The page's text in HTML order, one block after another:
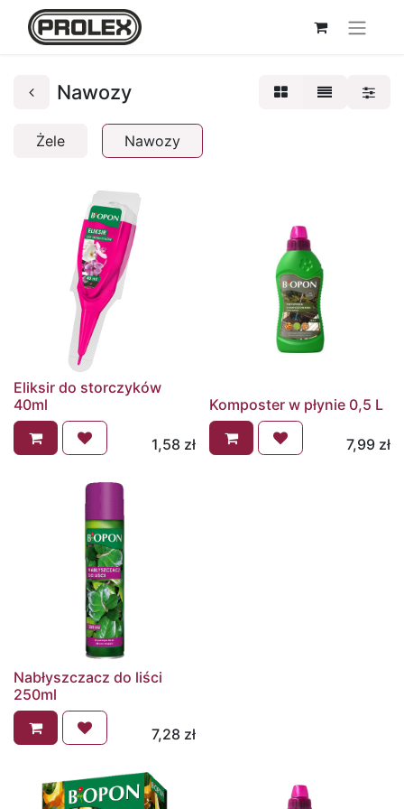
Nawozy
Żele Nawozy
Eliksir do storczyków
40ml
1,58 zł
Komposter w płynie 0,5 L
7,99 zł
Nabłyszczacz do liści
250ml
7,28 zł